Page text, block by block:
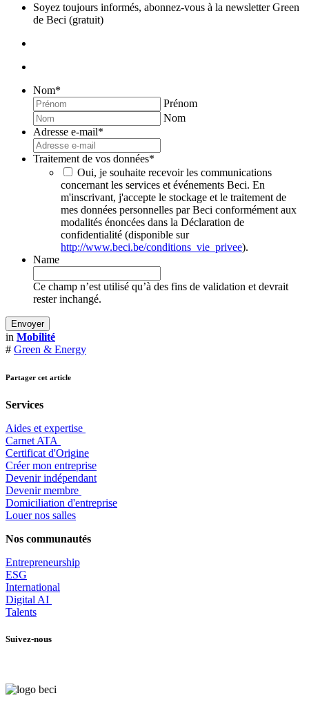
Soyez toujours informés, abonnez-vous à la newsletter Green
de Beci (gratuit)
Nom*
Prénom
Nom
Adresse e-mail*
Traitement de vos données*
Oui, je souhaite recevoir les communications
concernant les services et événements Beci. En
m'inscrivant, j'accepte le stockage et le traitement de
mes données personnelles par Beci conformément aux
modalités énoncées dans la Déclaration de
confidentialité (disponible sur
http://www.beci.be/conditions_vie_privee).
Name
Ce champ n’est utilisé qu’à des fins de validation et devrait
rester inchangé.
in Mobilité
# Green & Energy
Partager cet article
Services
Aides et expertise
​Carnet ATA
Certificat d'Origine
Créer mon entreprise
Devenir indépendant
Devenir membre
​Domiciliation d'entreprise
Louer nos salles
Nos communautés
Entrepreneurship
ESG
International
Digital AI
Talents
Suivez-nous